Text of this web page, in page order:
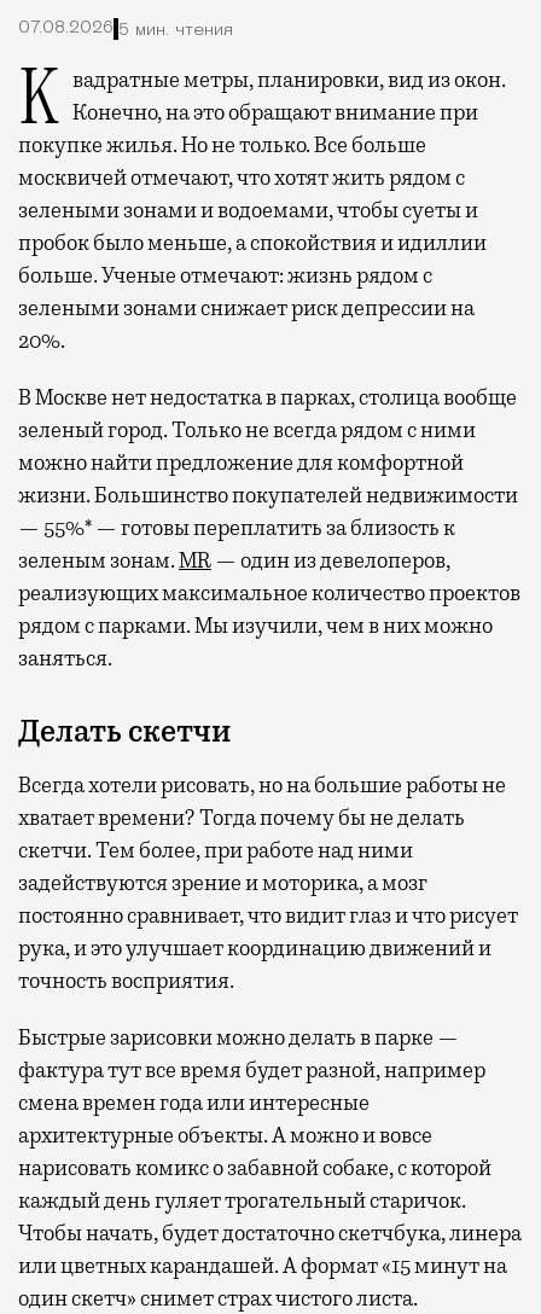
07.08.2026 5 мин. чтения
Квадратные метры, планировки, вид из окон. Конечно, на это обращают внимание при
покупке жилья. Но не только. Все больше
москвичей отмечают, что хотят жить рядом с
зелеными зонами и водоемами, чтобы суеты и
пробок было меньше, а спокойствия и идиллии
больше. Ученые отмечают: жизнь рядом с
зелеными зонами снижает риск депрессии на
20%.
В Москве нет недостатка в парках, столица вообще
зеленый город. Только не всегда рядом с ними
можно найти предложение для комфортной
жизни. Большинство покупателей недвижимости
— 55%* — готовы переплатить за близость к
зеленым зонам.MR — один из девелоперов,
реализующих максимальное количество проектов
рядом с парками. Мы изучили, чем в них можно
заняться.
Делать скетчи
Всегда хотели рисовать, но на большие работы не
хватает времени? Тогда почему бы не делать
скетчи. Тем более, при работе над ними
задействуются зрение и моторика, а мозг
постоянно сравнивает, что видит глаз и что рисует
рука, и это улучшает координацию движений и
точность восприятия.
Быстрые зарисовки можно делать в парке —
фактура тут все время будет разной, например
смена времен года или интересные
архитектурные объекты. А можно и вовсе
нарисовать комикс о забавной собаке, с которой
каждый день гуляет трогательный старичок.
Чтобы начать, будет достаточно скетчбука, линера
или цветных карандашей. А формат «15 минут на
один скетч» снимет страх чистого листа.